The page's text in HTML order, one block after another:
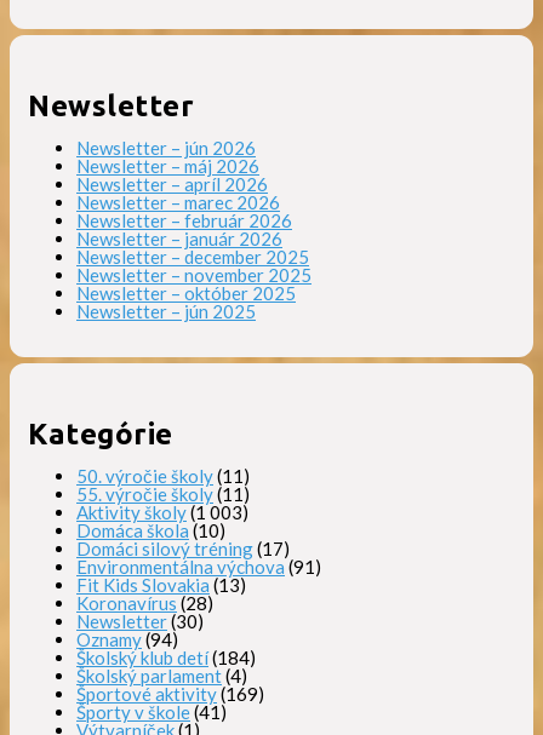
Newsletter
Newsletter – jún 2026
Newsletter – máj 2026
Newsletter – apríl 2026
Newsletter – marec 2026
Newsletter – február 2026
Newsletter – január 2026
Newsletter – december 2025
Newsletter – november 2025
Newsletter – október 2025
Newsletter – jún 2025
Kategórie
50. výročie školy(11)
55. výročie školy(11)
Aktivity školy(1 003)
Domáca škola (10)
Domáci silový tréning(17)
Environmentálna výchova (91)
Fit Kids Slovakia (13)
Koronavírus (28)
Newsletter(30)
Oznamy(94)
Školský klub detí(184)
Školský parlament(4)
Športové aktivity(169)
Športy v škole(41)
Výtvarníček(1)